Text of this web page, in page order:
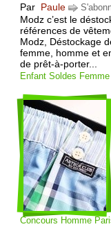
Par Paule
Modz c’est le
références de
Modz, Déstockage
femme, homme et
de prêt-à-porter...
Enfant Soldes Femme
Concours Homme